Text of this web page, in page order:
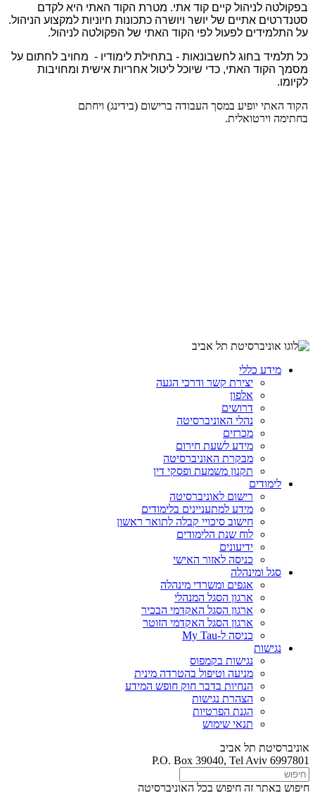
בפקולטה לניהול קיים קוד אתי. מטרת הקוד האתי היא לקדם
סטנדרטים אתיים של יושר ויושרה כתכונות חיוניות למקצוע הניהול.
על התלמידים לפעול לפי הקוד האתי של הפקולטה לניהול.
כל תלמיד בחוג לחשבונאות - בתחילת לימודיו - מחויב לחתום על
מסמך הקוד האתי, כדי שיוכל ליטול אחריות אישית ומחויבות
לקיומו.
הקוד האתי יופיע במסך העבודה ברישום (בידינג) ויחתם
בחתימה וירטואלית.
מידע כללי
יצירת קשר ודרכי הגעה
אלפון
דרושים
נהלי האוניברסיטה
מכרזים
מידע לשעת חירום
מבקרת האוניברסיטה
תקנון משמעת ופסקי דין
לימודים
רישום לאוניברסיטה
מידע למתעניינים בלימודים
חישוב סיכויי קבלה לתואר ראשון
לוח שנת הלימודים
ידיעונים
כניסה לאזור האישי
סגל ומינהלה
אגפים ומשרדי מינהלה
ארגון הסגל המנהלי
ארגון הסגל האקדמי הבכיר
ארגון הסגל האקדמי הזוטר
כניסה ל-My Tau
נגישות
נגישות בקמפוס
מניעה וטיפול בהטרדה מינית
הנחיות בדבר חוק חופש המידע
הצהרת נגישות
הגנת הפרטיות
תנאי שימוש
אוניברסיטת תל אביב
P.O. Box 39040, Tel Aviv 6997801
חיפוש באתר זה חיפוש בכל האוניברסיטה